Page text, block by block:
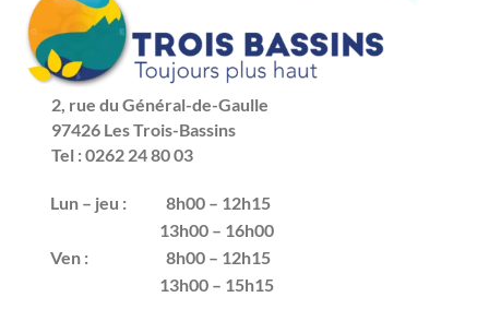
2, rue du Général-de-Gaulle
97426 Les Trois-Bassins
Tel : 0262 24 80 03
Lun – jeu :
8h00 – 12h15
13h00 – 16h00
Ven :
8h00 – 12h15
13h00 – 15h15